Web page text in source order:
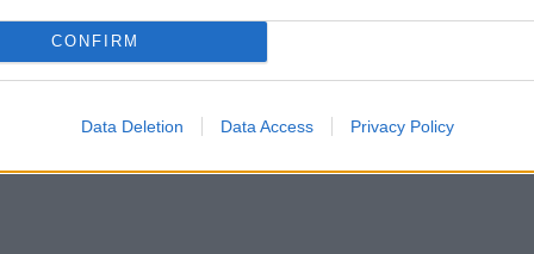
CONFIRM
Data Deletion Data Access Privacy Policy
μέλος του προσωπικού της ρωσικής